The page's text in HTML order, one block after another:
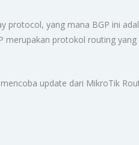
protocol, yang mana BGP ini
merupakan protokol routing
update dari MikroTik